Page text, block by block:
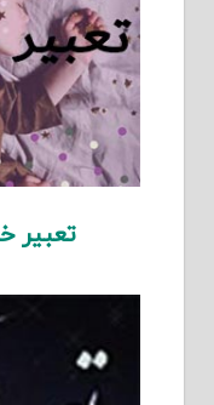
تعبیر